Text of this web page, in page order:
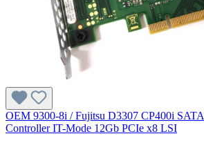
OEM 9300-8i / Fujitsu D3307 CP400i
Controller IT-Mode 12Gb PCIe x8 LSI